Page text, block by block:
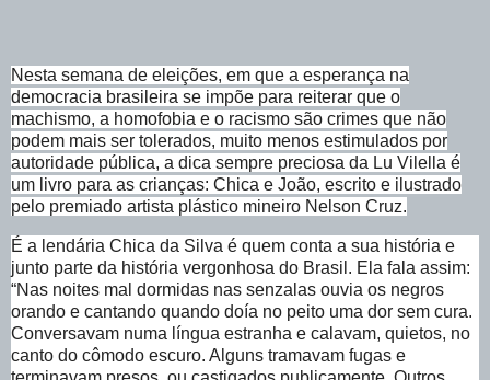
Nesta semana de eleições, em que a esperança na
democracia brasileira se impõe para reiterar que o
machismo, a homofobia e o racismo são crimes que não
podem mais ser tolerados, muito menos estimulados por
autoridade pública, a dica sempre preciosa da Lu Vilella é
um livro para as crianças: Chica e João, escrito e ilustrado
pelo premiado artista plástico mineiro Nelson Cruz.
É a lendária Chica da Silva é quem conta a sua história e
junto parte da história vergonhosa do Brasil. Ela fala assim:
“Nas noites mal dormidas nas senzalas ouvia os negros
orando e cantando quando doía no peito uma dor sem cura.
Conversavam numa língua estranha e calavam, quietos, no
canto do cômodo escuro. Alguns tramavam fugas e